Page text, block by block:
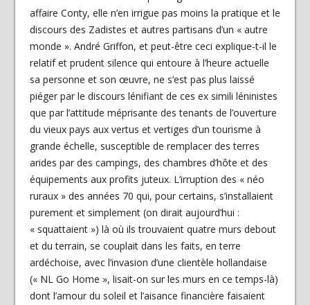
affaire Conty, elle n’en irrigue pas moins la pratique et le
discours des Zadistes et autres partisans d’un « autre
monde ». André Griffon, et peut-être ceci explique-t-il le
relatif et prudent silence qui entoure à l’heure actuelle
sa personne et son œuvre, ne s’est pas plus laissé
piéger par le discours lénifiant de ces ex simili léninistes
que par l’attitude méprisante des tenants de l’ouverture
du vieux pays aux vertus et vertiges d’un tourisme à
grande échelle, susceptible de remplacer des terres
arides par des campings, des chambres d’hôte et des
équipements aux profits juteux. L’irruption des « néo
ruraux » des années 70 qui, pour certains, s’installaient
purement et simplement (on dirait aujourd’hui :
« squattaient ») là où ils trouvaient quatre murs debout
et du terrain, se couplait dans les faits, en terre
ardéchoise, avec l’invasion d’une clientèle hollandaise
(« NL Go Home », lisait-on sur les murs en ce temps-là)
dont l’amour du soleil et l’aisance financière faisaient